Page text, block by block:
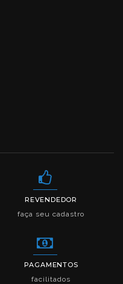
REVENDEDOR
faça seu cadastro
PAGAMENTOS
facilitados